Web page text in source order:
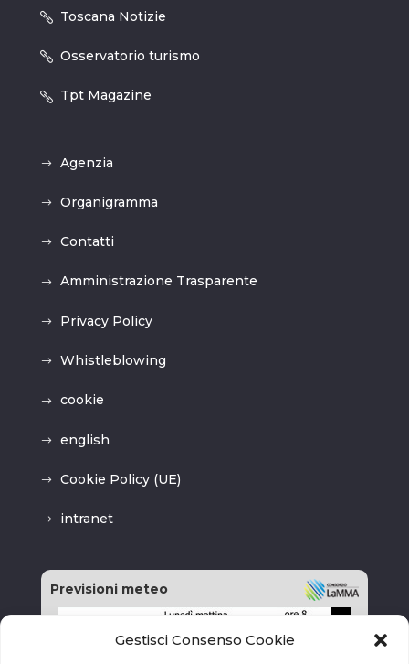
Gestisci Consenso Cookie
Toscana Notizie
Osservatorio turismo
Tpt Magazine
Agenzia
Organigramma
Contatti
Amministrazione Trasparente
Privacy Policy
Whistleblowing
cookie
english
Cookie Policy (UE)
intranet
Previsioni meteo